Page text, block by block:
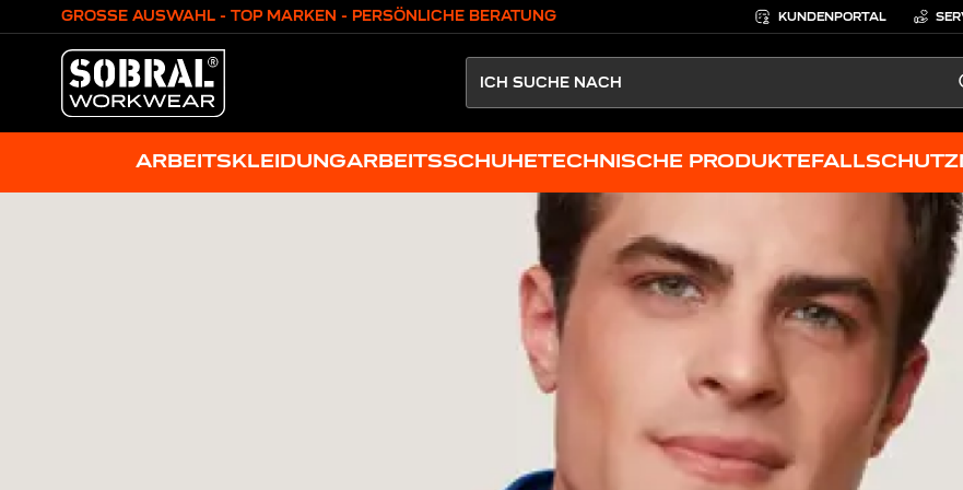
Zum Inhalt springen
GROSSE AUSWAHL - TOP MARKEN - PERSÖNLICHE BERATUNG KUNDENPORTAL
ARBEITSKLEIDUNGARBEITSSCHUHETECHNISCHE PRODUKTEFALLSCHUTZ